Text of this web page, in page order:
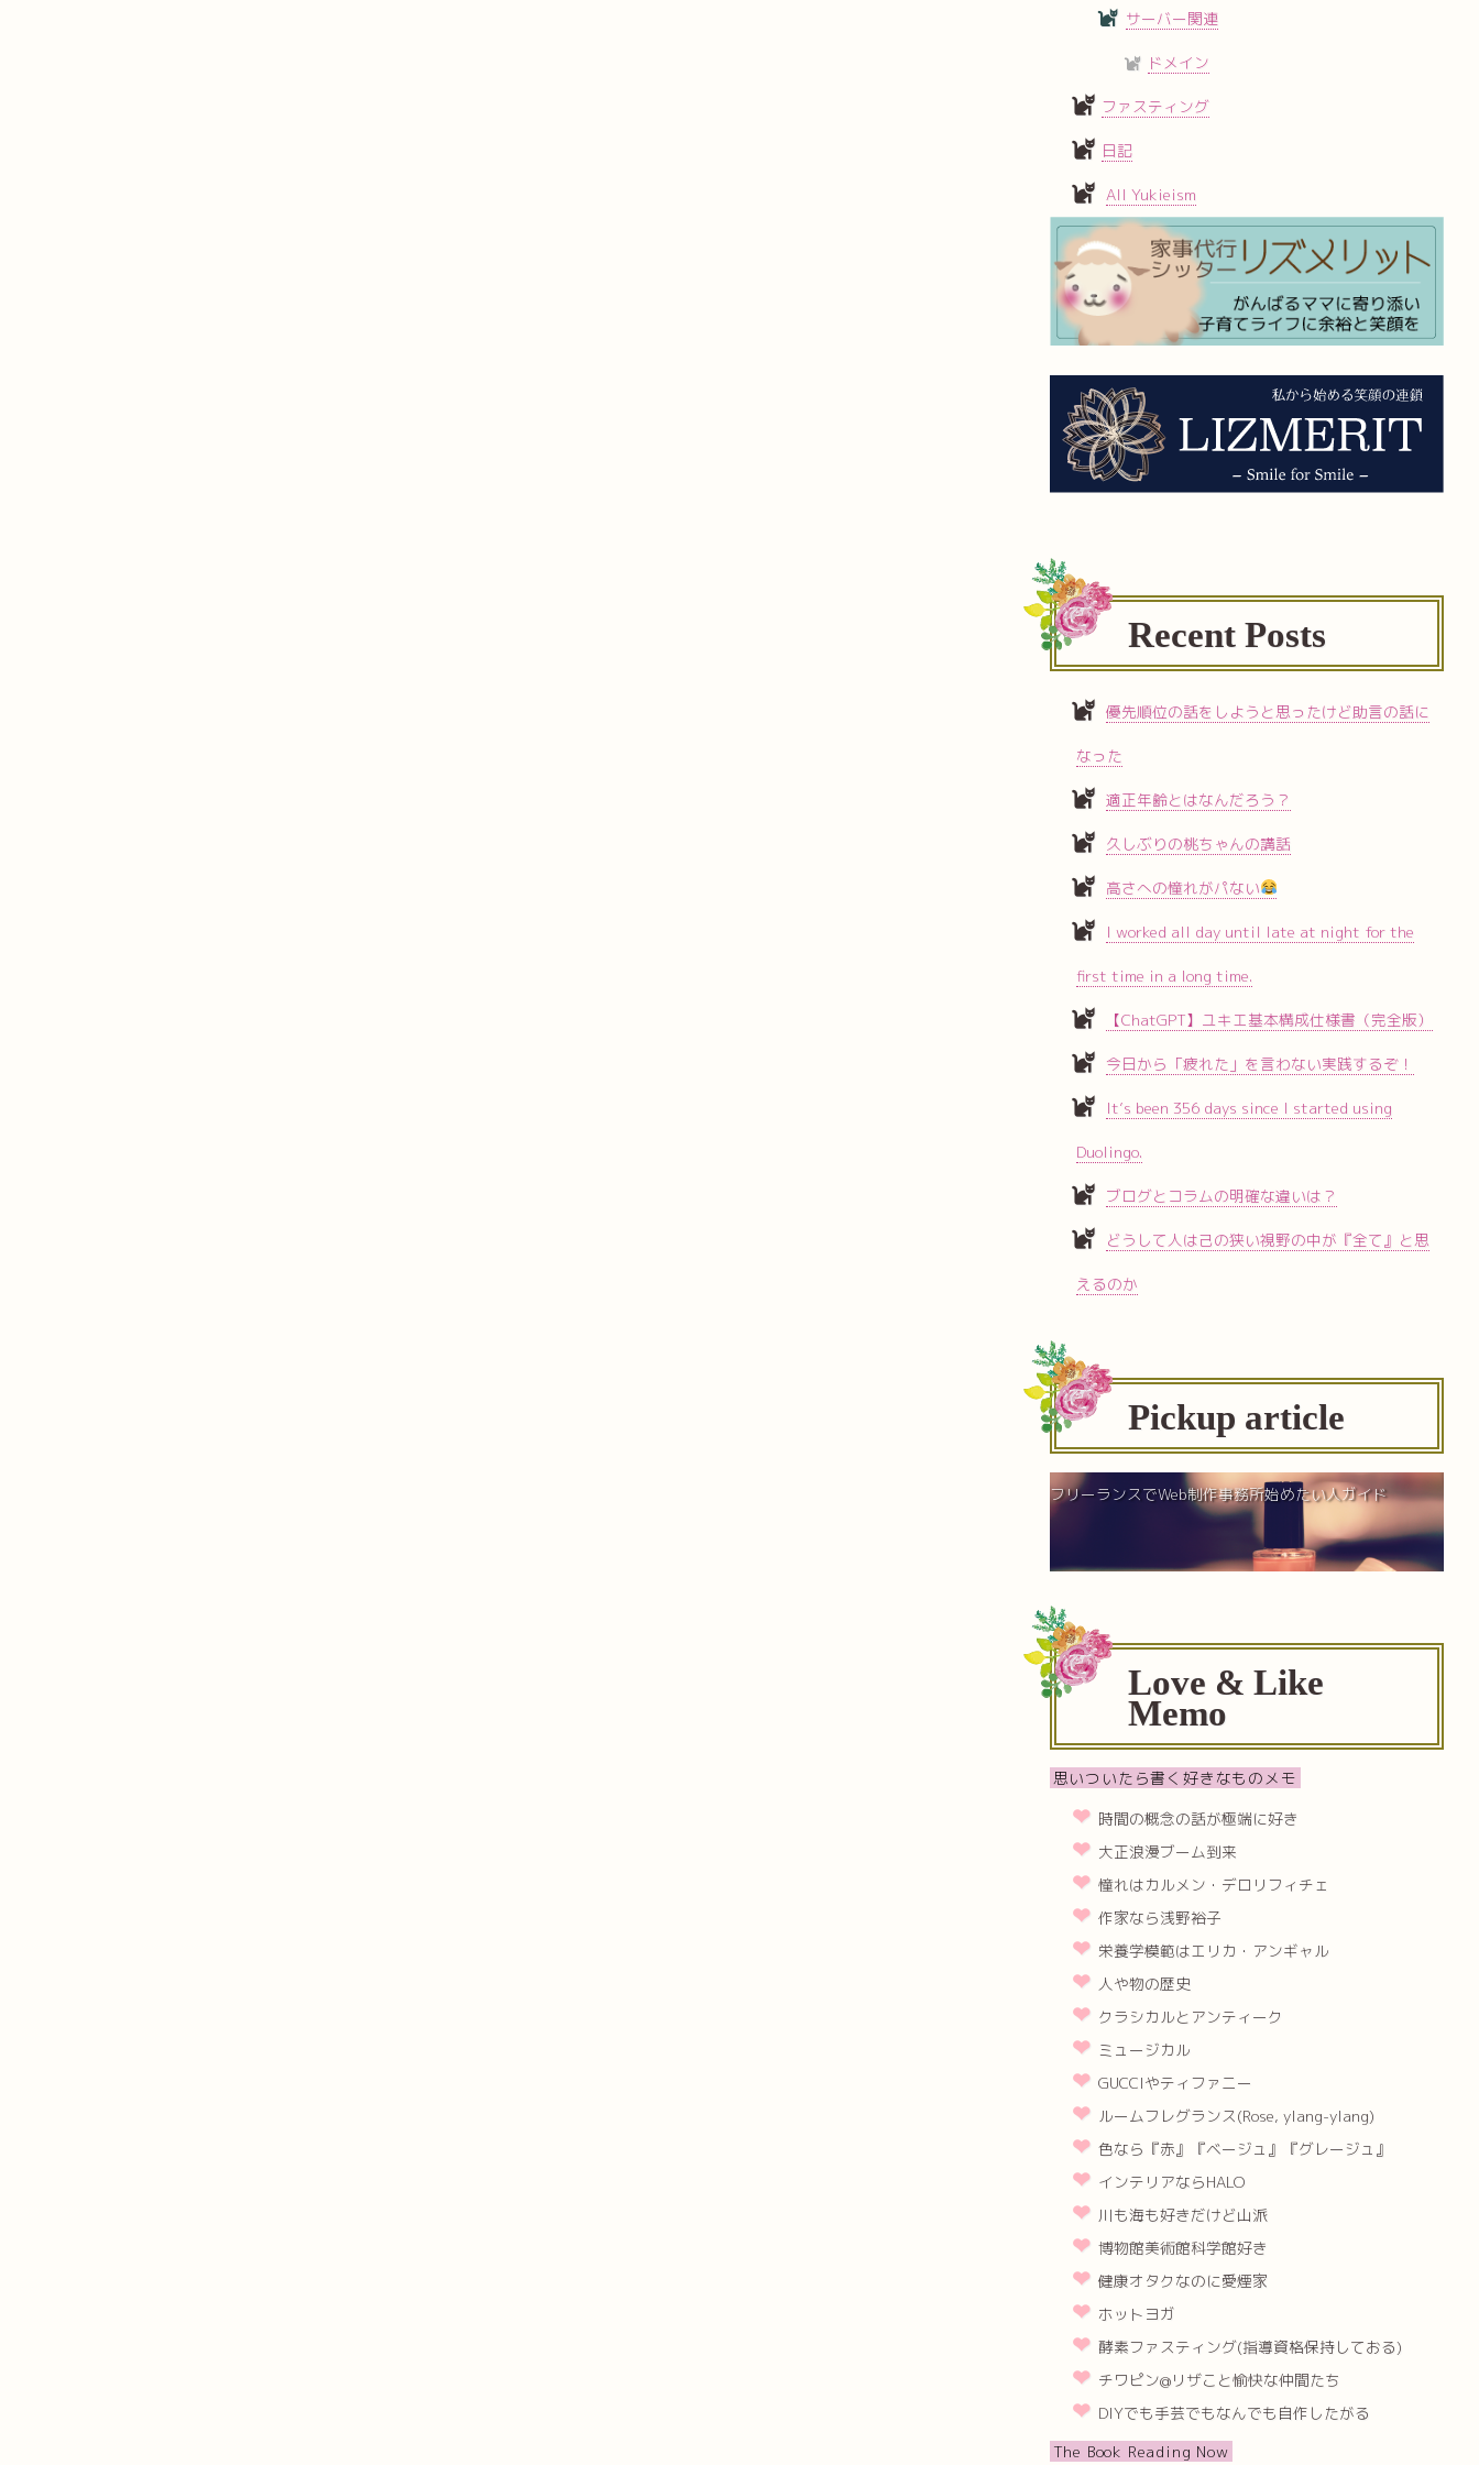
サーバー関連
ドメイン
ファスティング
日記
All Yukieism
Recent Posts
優先順位の話をしようと思ったけど助言の話に
なった
適正年齢とはなんだろう？
久しぶりの桃ちゃんの講話
高さへの憧れがパない
I worked all day until late at night for the
first time in a long time.
【ChatGPT】ユキエ基本構成仕様書（完全版）
今日から「疲れた」を言わない実践するぞ！
It’s been 356 days since I started using
Duolingo.
ブログとコラムの明確な違いは？
どうして人は己の狭い視野の中が『全て』と思
えるのか
Pickup article
フリーランスでWeb制作事務所始めたい人ガイド
Love & Like
Memo
思いついたら書く好きなものメモ
時間の概念の話が極端に好き
大正浪漫ブーム到来
憧れはカルメン・デロリフィチェ
作家なら浅野裕子
栄養学模範はエリカ・アンギャル
人や物の歴史
クラシカルとアンティーク
ミュージカル
GUCCIやティファニー
ルームフレグランス(Rose, ylang-ylang)
色なら『赤』『ベージュ』『グレージュ』
インテリアならHALO
川も海も好きだけど山派
博物館美術館科学館好き
健康オタクなのに愛煙家
ホットヨガ
酵素ファスティング(指導資格保持しておる)
チワピン@リザこと愉快な仲間たち
DIYでも手芸でもなんでも自作したがる
The Book Reading Now